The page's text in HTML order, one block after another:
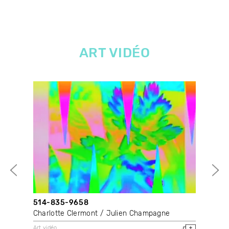
ART VIDÉO
514-835-9658
Charlotte Clermont
Julien Champagne
Art vidéo